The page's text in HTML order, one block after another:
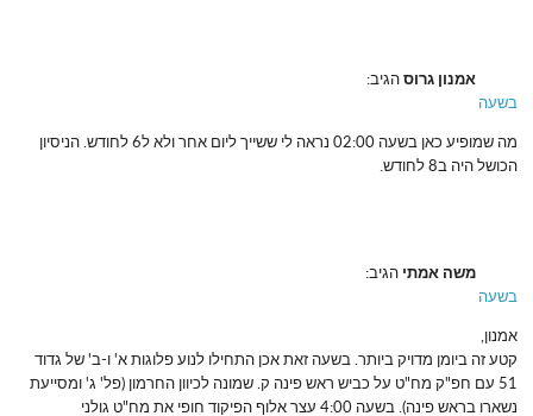
אמנון גרוס הגיב:
בשעה
מה שמופיע כאן בשעה 02:00 נראה לי ששייך ליום אחר ולא ל6 לחודש. הניסיון
הכושל היה ב8 לחודש.
משה אמתי הגיב:
בשעה
אמנון,
קטע זה ביומן מדויק ביותר. בשעה זאת אכן התחילו לנוע פלוגות א' ו-ב' של גדוד
51 עם חפ"ק מח"ט על כביש ראש פינה ק. שמונה לכיוון החרמון (פל' ג' ומסייעת
נשארו בראש פינה). בשעה 4:00 עצר אלוף הפיקוד חופי את מח"ט גולני